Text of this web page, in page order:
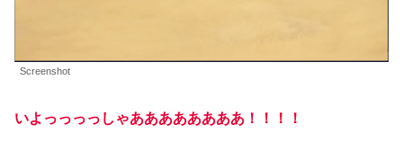
Screenshot
いよっっっっ しゃああああああああ！！！！